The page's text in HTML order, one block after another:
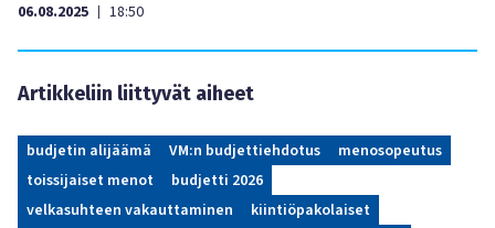
06.08.2025 | 18:50
Artikkeliin liittyvät aiheet
budjetin alijäämä VM:n budjettiehdotus
menosopeutus
toissijaiset menot
budjetti 2026
velkasuhteen vakauttaminen
kiintiöpakolaiset